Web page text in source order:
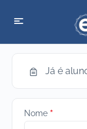
Já é
Nome *